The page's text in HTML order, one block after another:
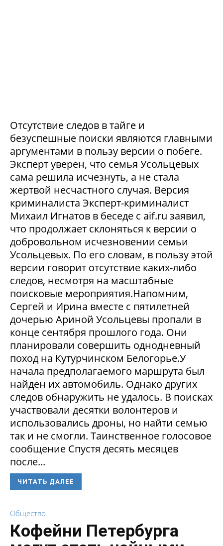
Отсутствие следов в тайге и
безуспешные поиски являются главными
аргументами в пользу версии о побеге.
Эксперт уверен, что семья Усольцевых
сама решила исчезнуть, а не стала
жертвой несчастного случая. Версия
криминалиста Эксперт-криминалист
Михаил Игнатов в беседе с aif.ru заявил,
что продолжает склоняться к версии о
добровольном исчезновении семьи
Усольцевых. По его словам, в пользу этой
версии говорит отсутствие каких-либо
следов, несмотря на масштабные
поисковые мероприятия.Напомним,
Сергей и Ирина вместе с пятилетней
дочерью Ариной Усольцевы пропали в
конце сентября прошлого года. Они
планировали совершить однодневный
поход на Кутурчинском Белогорье.У
начала предполагаемого маршрута был
найден их автомобиль. Однако других
следов обнаружить не удалось. В поисках
участвовали десятки волонтеров и
использовались дроны, но найти семью
так и не смогли. Таинственное голосовое
сообщение Спустя десять месяцев
после...
ЧИТАТЬ ДАЛЕЕ
Общество
Кофейни Петербурга